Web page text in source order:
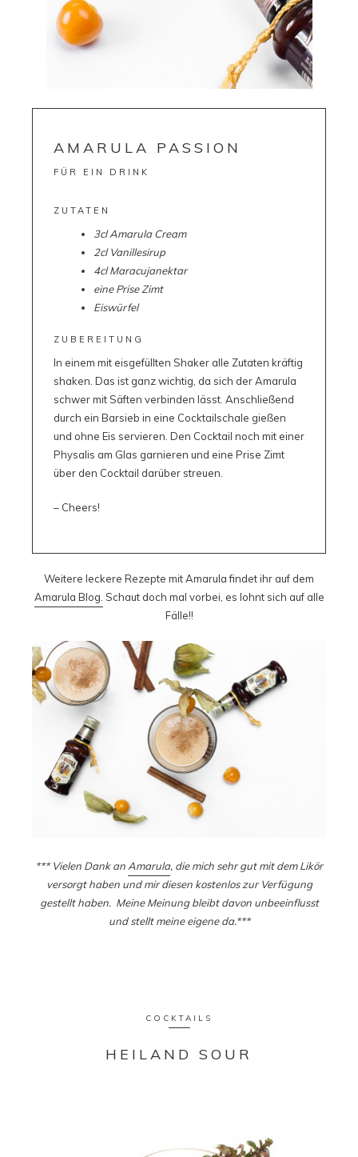
AMARULA PASSION
FÜR EIN DRINK
ZUTATEN
3cl Amarula Cream
2cl Vanillesirup
4cl Maracujanektar
eine Prise Zimt
Eiswürfel
ZUBEREITUNG
In einem mit eisgefüllten Shaker alle Zutaten kräftig
shaken. Das ist ganz wichtig, da sich der Amarula
schwer mit Säften verbinden lässt. Anschließend
durch ein Barsieb in eine Cocktailschale gießen
und ohne Eis servieren. Den Cocktail noch mit einer
Physalis am Glas garnieren und eine Prise Zimt
über den Cocktail darüber streuen.
– Cheers!
Weitere leckere Rezepte mit Amarula findet ihr auf dem
Amarula Blog. Schaut doch mal vorbei, es lohnt sich auf alle
Fälle!!
*** Vielen Dank an Amarula, die mich sehr gut mit dem Likör
versorgt haben und mir diesen kostenlos zur Verfügung
gestellt haben. Meine Meinung bleibt davon unbeeinflusst
und stellt meine eigene da.***
COCKTAILS
HEILAND SOUR